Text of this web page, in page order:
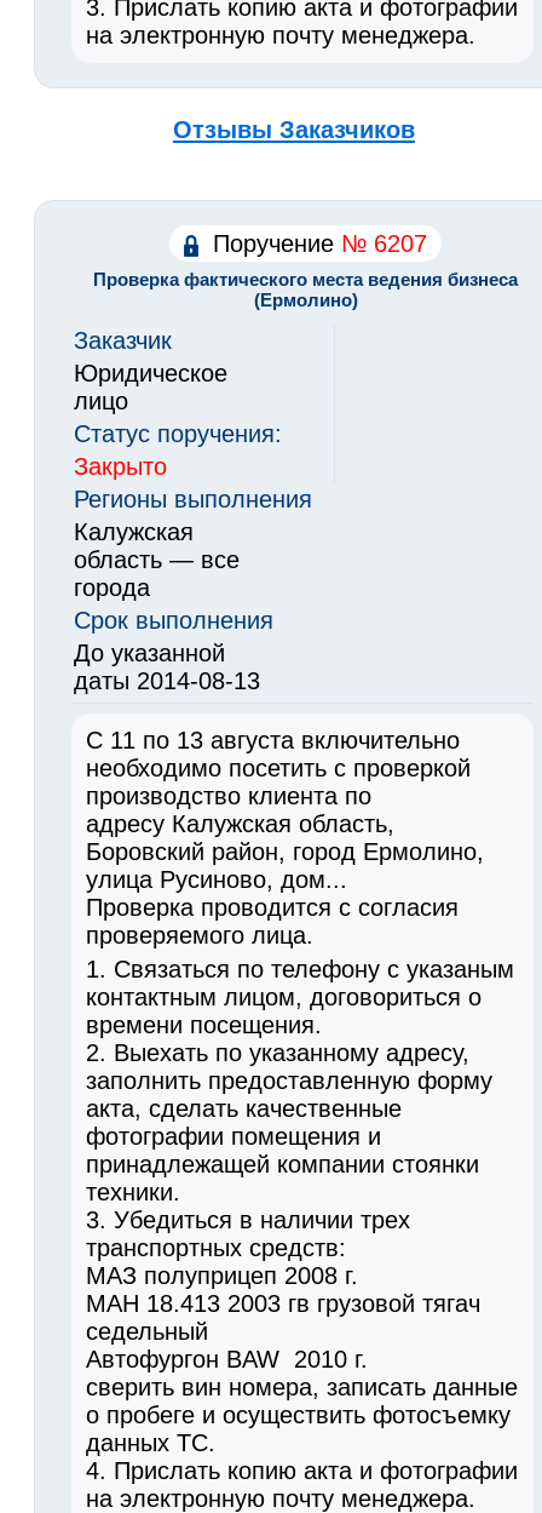
3. Прислать копию акта и фотографии
на электронную почту менеджера.
Отзывы Заказчиков
Поручение № 6207
Проверка фактического места ведения бизнеса
(Ермолино)
Заказчик
Юридическое
лицо
Статус поручения:
Закрыто
Регионы выполнения
Калужская
область — все
города
Срок выполнения
До указанной
даты 2014-08-13
С 11 по 13 августа включительно
необходимо посетить с проверкой
производство клиента по
адресу Калужская область,
Боровский район, город Ермолино,
улица Русиново, дом...
Проверка проводится с согласия
проверяемого лица.
1. Связаться по телефону с указаным
контактным лицом, договориться о
времени посещения.
2. Выехать по указанному адресу,
заполнить предоставленную форму
акта, сделать качественные
фотографии помещения и
принадлежащей компании стоянки
техники.
3. Убедиться в наличии трех
транспортных средств:
МАЗ полуприцеп 2008 г.
МАН 18.413 2003 гв грузовой тягач
седельный
Автофургон BAW 2010 г.
сверить вин номера, записать данные
о пробеге и осуществить фотосъемку
данных ТС.
4. Прислать копию акта и фотографии
на электронную почту менеджера.